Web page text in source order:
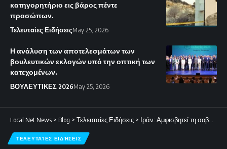
κατηγορητήριο εις βάρος πέντε
προσώπων.
Τελευταίες ΕιδήσειςMay 25, 2026
Η ανάλυση των αποτελεσμάτων των
βουλευτικών εκλογών υπό την οπτική των
κατεχομένων.
ΒΟΥΛΕΥΤΙΚΕΣ 2026May 25, 2026
Local Net News > Blog > Τελευταίες Ειδήσεις > Ιράν: Αμφισβητεί τη σοβαρότητα των ΗΠΑ στις διπλωματικές προσπάθειες
ΤΕΛΕΥΤΑΊΕΣ ΕΙΔΉΣΕΙΣ